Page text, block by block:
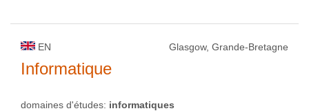
EN Glasgow, Grande-Bretagne
Informatique
domaines d'études: informatiques